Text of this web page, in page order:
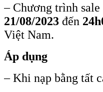
– Chương trình
21/08/2023 đến
Việt Nam.
Áp dụng
– Khi nạp bằng tất